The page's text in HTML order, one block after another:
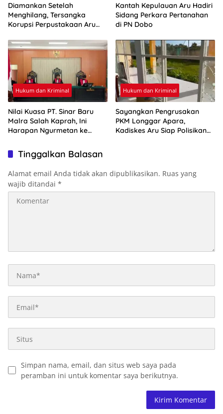
Diamankan Setelah
Menghilang, Tersangka
Korupsi Perpustakaan Aru
Kantah Kepulauan Aru Hadiri
Sidang Perkara Pertanahan
di PN Dobo
Hukum dan Kriminal
Nilai Kuasa PT. Sinar Baru
Malra Salah Kaprah, Ini
Harapan Ngurmetan ke
Hukum dan Kriminal
Sayangkan Pengrusakan
PKM Longgar Apara,
Kadiskes Aru Siap Polisikan
Tinggalkan Balasan
Alamat email Anda tidak akan dipublikasikan. Ruas yang
wajib ditandai *
Simpan nama, email, dan situs web saya pada
peramban ini untuk komentar saya berikutnya.